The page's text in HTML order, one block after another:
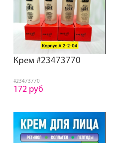
Крем #23473770
#23473770
172 руб